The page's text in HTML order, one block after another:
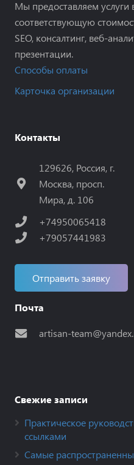
Мы предоставляем услуги
соответствующую
SEO, консалтинг, веб-
презентации.
Способы оплаты
Карточка организации
Контакты
129626, Россия, г.
Москва, просп.
Мира, д. 106
+74950065418
+79057441983
Отправить заявку
Почта
artisan-
Свежие записи
Практическое
ссылками
Самые